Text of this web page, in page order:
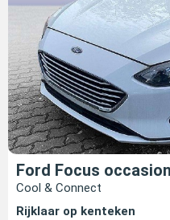
Ford Focus occasion
Cool & Connect
Rijklaar op kenteken